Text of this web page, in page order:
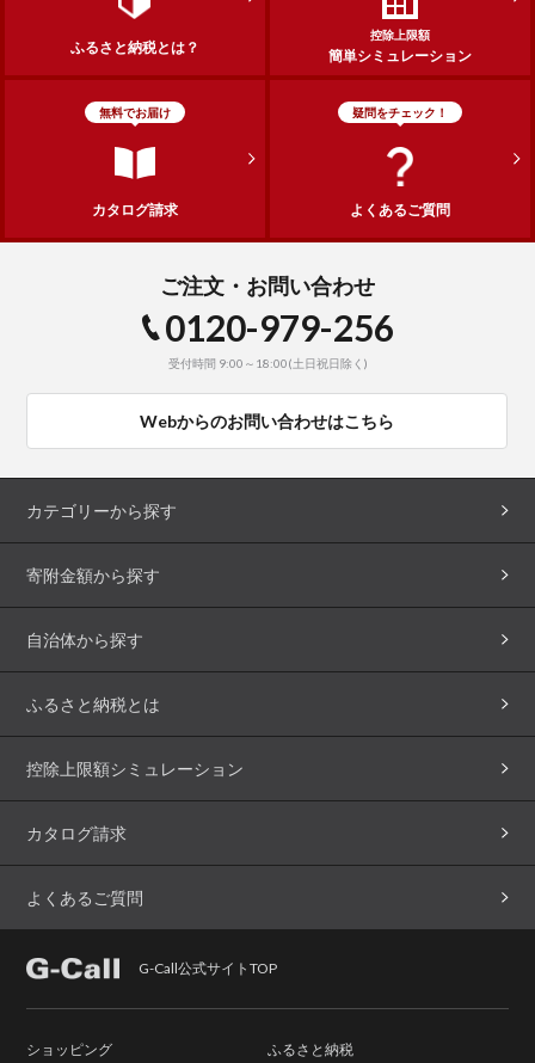
ふるさと納税とは？
控除上限額
簡単シミュレーション
無料でお届け
カタログ請求
疑問をチェック！
よくあるご質問
ご注文・お問い合わせ
0120-979-256
受付時間 9:00～18:00(土日祝日除く)
Webからのお問い合わせはこちら
カテゴリーから探す
寄附金額から探す
自治体から探す
ふるさと納税とは
控除上限額シミュレーション
カタログ請求
よくあるご質問
G-Call公式サイトTOP
ショッピング ふるさと納税